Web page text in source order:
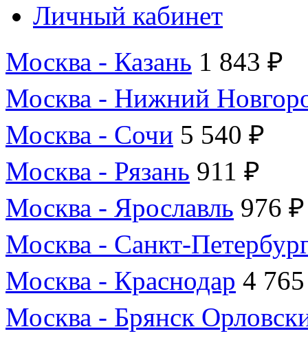
Личный кабинет
Москва - Казань 1 843 ₽
Москва - Нижний
Москва - Сочи 5 540 ₽
Москва - Рязань 911 ₽
Москва - Ярославль 976 ₽
Москва - Санкт-
Москва - Краснодар 4
Москва - Брянск